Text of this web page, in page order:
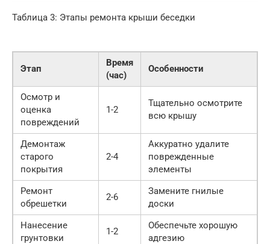
Таблица 3: Этапы ремонта крыши беседки
Этап
Время
(час)
Особенности
Осмотр и
оценка
повреждений
1-2
Тщательно осмотрите
всю крышу
Демонтаж
старого
покрытия
2-4
Аккуратно удалите
поврежденные
элементы
Ремонт
обрешетки
2-6
Замените гнилые
доски
Нанесение
грунтовки
1-2
Обеспечьте хорошую
адгезию